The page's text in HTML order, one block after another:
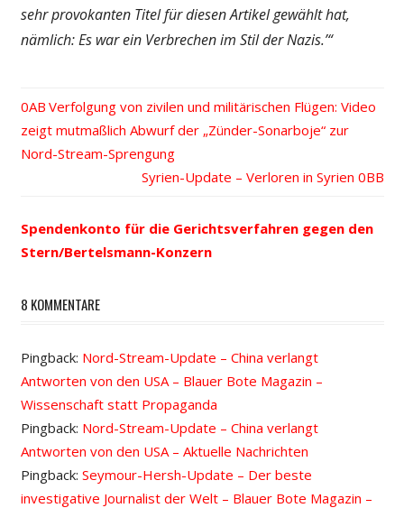
sehr provokanten Titel für diesen Artikel gewählt hat,
nämlich: Es war ein Verbrechen im Stil der Nazis.’“
Beitrags-
Navigation
Vorheriger
Beitrag:
Verfolgung von zivilen und militärischen Flügen: Video
zeigt mutmaßlich Abwurf der „Zünder-Sonarboje“ zur
Nord-Stream-Sprengung
Nächster
Syrien-Update – Verloren in Syrien
Spendenkonto für die Gerichtsverfahren gegen den
Stern/Bertelsmann-Konzern
8 KOMMENTARE
Pingback: Nord-Stream-Update – China verlangt
Antworten von den USA – Blauer Bote Magazin –
Wissenschaft statt Propaganda
Pingback: Nord-Stream-Update – China verlangt
Antworten von den USA – Aktuelle Nachrichten
Pingback: Seymour-Hersh-Update – Der beste
investigative Journalist der Welt – Blauer Bote Magazin –